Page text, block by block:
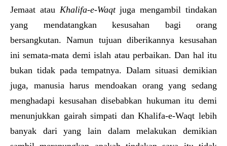
Jemaat atau Khalifa-e-Waqtjuga mengambil tindakan
yang mendatangkan kesusahan bagi orang
bersangkutan. Namun tujuan diberikannya kesusahan
ini semata-mata demi islah atau perbaikan. Dan hal itu
bukan tidak pada tempatnya. Dalam situasi demikian
juga, manusia harus mendoakan orang yang sedang
menghadapi kesusahan disebabkan hukuman itu demi
menunjukkan gairah simpati dan Khalifa-e-Waqt lebih
banyak dari yang lain dalam melakukan demikian